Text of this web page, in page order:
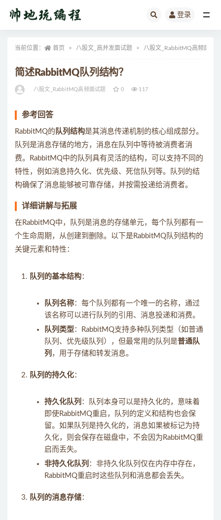
登录
当前位置： 首页 八股文_高并发面试题 八股文_RabbitMQ高频面试题
简述RabbitMQ队列结构？
八股文_RabbitMQ高频面试题 0 117
参考回答
RabbitMQ的 队列结构是其消息传递机制的核心组成部分。
队列是消息存储的地方，消息在队列中等待被消费者消
费。RabbitMQ中的队列具有灵活的结构，可以支持不同的
特性，例如消息持久化、优先级、死信队列等。队列的结
构确保了消息能够被可靠存储，并按需投递给消费者。
详细讲解与拓展
在RabbitMQ中，队列是消息的存储单元，每个队列都有一
个生命周期，从创建到删除。以下是RabbitMQ队列结构的
关键元素和特性：
队列的基本结构：
队列名称：每个队列都有一个唯一的名称，通过
该名称可以进行队列的引用、消息投递和消费。
队列类型：RabbitMQ支持多种队列类型（如普通
队列、优先级队列），但最常用的队列是普通队
列 ，用于存储和转发消息。
队列的持久化：
持久化队列 ：队列本身可以是持久化的，意味着
即使RabbitMQ重启，队列的定义和结构也会保
留。如果队列是持久化的，消息如果被标记为持
久化，则会保存在磁盘中，不会因为RabbitMQ重
启而丢失。
非持久化队列 ：非持久化队列仅在内存中存在，
RabbitMQ重启时这些队列和消息都会丢失。
队列的消息存储：